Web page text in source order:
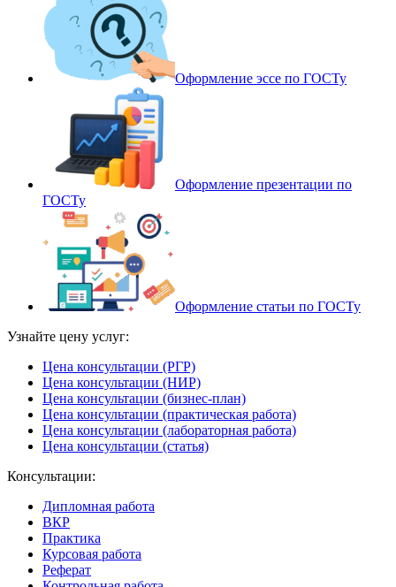
Оформление эссе по ГОСТу
Оформление презентации по
ГОСТу
Оформление статьи по ГОСТу
Узнайте цену услуг:
Цена консультации (РГР)
Цена консультации (НИР)
Цена консультации (бизнес-план)
Цена консультации (практическая работа)
Цена консультации (лабораторная работа)
Цена консультации (статья)
Консультации:
Дипломная работа
ВКР
Практика
Курсовая работа
Реферат